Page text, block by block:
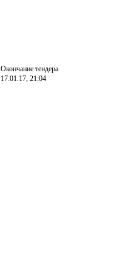
Окончание тендера
17.01.17, 21:04